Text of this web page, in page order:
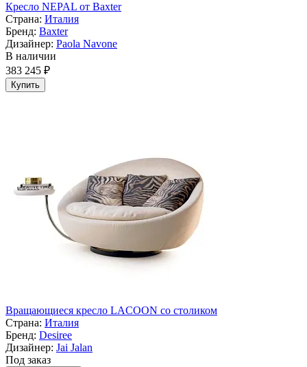
Кресло NEPAL от Baxter
Страна: Италия
Бренд: Baxter
Дизайнер: Paola Navone
В наличии
383 245 ₽
Купить
Вращающиеся кресло LACOON со столиком
Страна: Италия
Бренд: Desiree
Дизайнер: Jai Jalan
Под заказ